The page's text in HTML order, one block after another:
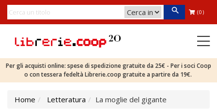
(0)
Per gli acquisti online: spese di spedizione gratuite da 25€ - Per i soci Coop
o con tessera fedeltà Librerie.coop gratuite a partire da 19€.
Home Letteratura La moglie del gigante